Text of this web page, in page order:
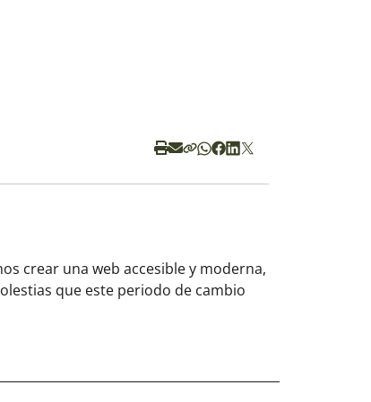
crear una web accesible y moderna,
que este periodo de cambio